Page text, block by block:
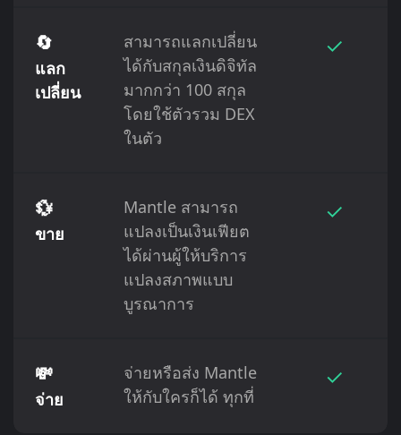
🔄
แลก
เปลี่ยน
สามารถแลกเปลี่ยน
ได้กับสกุลเงินดิจิทัล
มากกว่า 100 สกุล
โดยใช้ตัวรวม DEX
ในตัว
✓
💱
ขาย
Mantle สามารถ
แปลงเป็นเงินเฟียต
ได้ผ่านผู้ให้บริการ
แปลงสภาพแบบ
บูรณาการ
✓
💸
จ่าย
จ่ายหรือส่ง Mantle
ให้กับใครก็ได้ ทุกที่
✓